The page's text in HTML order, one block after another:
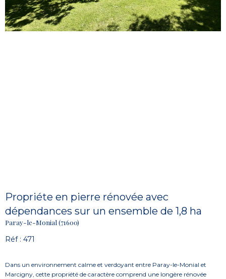
Propriéte en pierre rénovée avec
dépendances sur un ensemble de 1,8 ha
Paray-le-Monial (71600)
Réf : 471
Dans un environnement calme et verdoyant entre Paray-le-Monial et
Marcigny, cette propriété de caractère comprend une longère rénovée